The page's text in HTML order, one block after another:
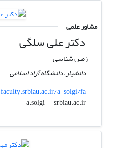
مشاور علمی
دکتر علی سلگی
زمین شناسی
دانشیار، دانشگاه آزاد اسلامی
faculty.srbiau.ac.ir/a-solgi/fa
a.solgi
srbiau.ac.ir